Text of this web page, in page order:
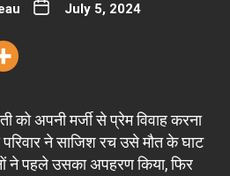
July 5, 2024
को अपनी मर्जी से प्रेम विवाह करना
ने साजिश रच उसे मौत के घाट
ने पहले उसका अपहरण किया, फिर